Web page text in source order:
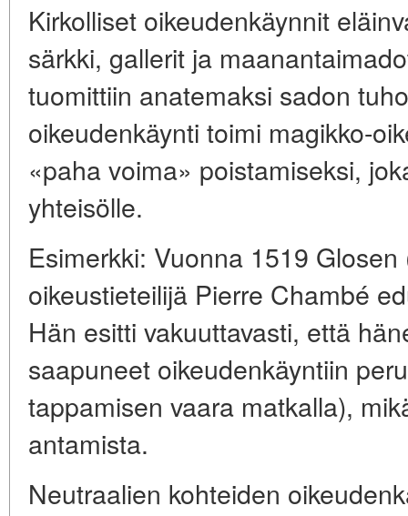
Kirkolliset oikeudenkäynnit
särkki, gallerit ja
tuomittiin anatemaksi sadon
oikeudenkäynti toimi magikko-
«paha voima» poistamiseksi,
yhteisölle.
Esimerkki: Vuonna 1519
oikeustieteilijä Pierre Chambé
Hän esitti vakuuttavasti, että
saapuneet oikeudenkäyntiin
tappamisen vaara matkalla),
antamista.
Neutraalien kohteiden